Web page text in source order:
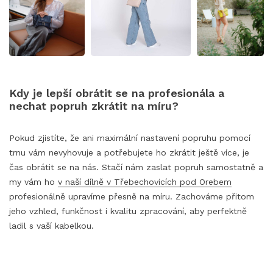
Kdy je lepší obrátit se na profesionála a
nechat popruh zkrátit na míru?
Pokud zjistíte, že ani maximální nastavení popruhu pomocí
trnu vám nevyhovuje a potřebujete ho zkrátit ještě více, je
čas obrátit se na nás. Stačí nám zaslat popruh samostatně a
my vám ho v naší dílně v Třebechovicích pod Orebem
profesionálně upravíme přesně na míru. Zachováme přitom
jeho vzhled, funkčnost i kvalitu zpracování, aby perfektně
ladil s vaší kabelkou.